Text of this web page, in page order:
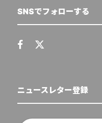
SNSでフォローする
ニュースレター登録